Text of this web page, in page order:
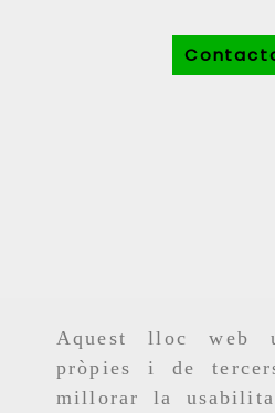
Aquest lloc web
pròpies i de
millorar la